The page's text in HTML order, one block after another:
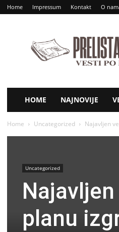
Home Impressum Kontakt O
RS
HOME NAJNOVIJE
Home Uncategorized Najavljen
Uncategorized
planu